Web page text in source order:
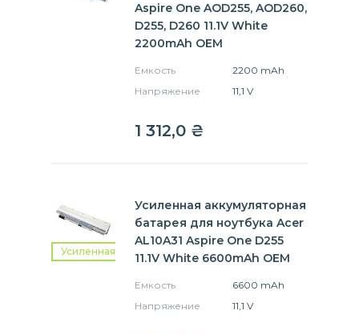
Aspire One AOD255, AOD260,
D255, D260 11.1V White
2200mAh OEM
Емкость
2200 mAh
Напряжение
11,1 V
1 312,0 ₴
Усиленная
Усиленная аккумуляторная
батарея для ноутбука Acer
AL10A31 Aspire One D255
11.1V White 6600mAh OEM
Емкость
6600 mAh
Напряжение
11,1 V